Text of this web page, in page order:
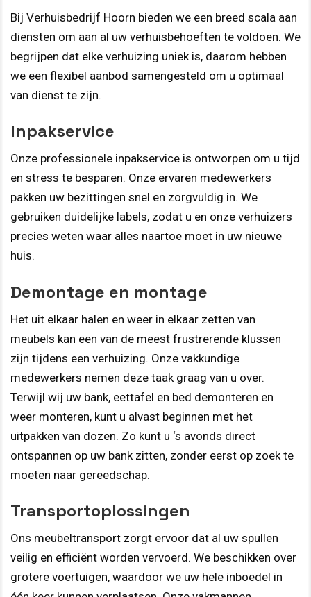
Bij Verhuisbedrijf Hoorn bieden we een breed scala aan
diensten om aan al uw verhuisbehoeften te voldoen. We
begrijpen dat elke verhuizing uniek is, daarom hebben
we een flexibel aanbod samengesteld om u optimaal
van dienst te zijn.
Inpakservice
Onze professionele inpakservice is ontworpen om u tijd
en stress te besparen. Onze ervaren medewerkers
pakken uw bezittingen snel en zorgvuldig in. We
gebruiken duidelijke labels, zodat u en onze verhuizers
precies weten waar alles naartoe moet in uw nieuwe
huis.
Demontage en montage
Het uit elkaar halen en weer in elkaar zetten van
meubels kan een van de meest frustrerende klussen
zijn tijdens een verhuizing. Onze vakkundige
medewerkers nemen deze taak graag van u over.
Terwijl wij uw bank, eettafel en bed demonteren en
weer monteren, kunt u alvast beginnen met het
uitpakken van dozen. Zo kunt u ‘s avonds direct
ontspannen op uw bank zitten, zonder eerst op zoek te
moeten naar gereedschap.
Transportoplossingen
Ons meubeltransport zorgt ervoor dat al uw spullen
veilig en efficiënt worden vervoerd. We beschikken over
grotere voertuigen, waardoor we uw hele inboedel in